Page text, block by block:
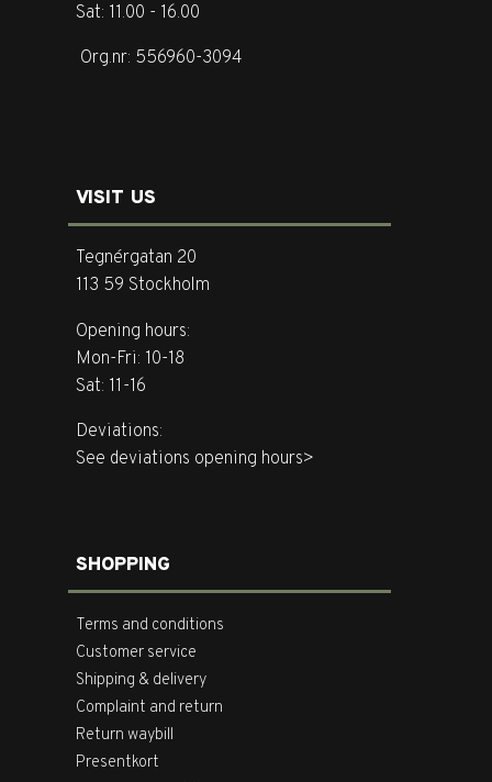
Sat: 11.00 - 16.00
Org.nr: 556960-3094
VISIT US
Tegnérgatan 20
113 59 Stockholm
Opening hours:
Mon-Fri: 10-18
Sat: 11-16
Deviations:
See deviations opening hours>
SHOPPING
Terms and conditions
Customer service
Shipping & delivery
Complaint and return
Return waybill
Presentkort